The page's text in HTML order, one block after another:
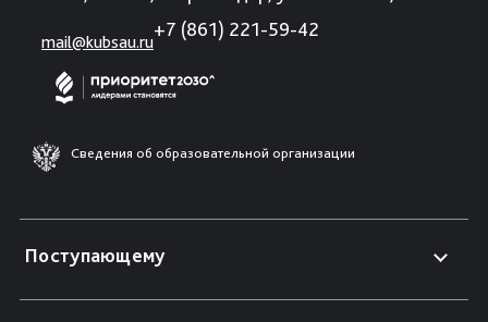
mail@kubsau.ru
+7 (861) 221-59-42
Сведения об образовательной организации
Поступающему